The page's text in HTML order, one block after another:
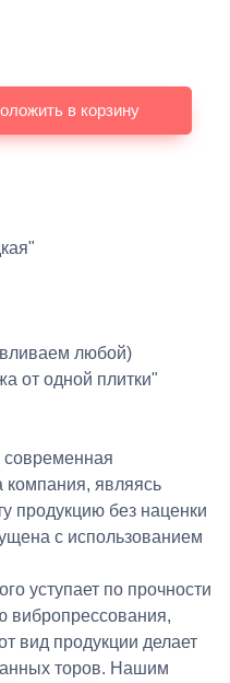
в корзину
любой)
от одной плитки"
современная
компания, являясь
продукцию без наценки
с использованием
уступает по прочности
вибропрессования,
вид продукции делает
торов. Нашим